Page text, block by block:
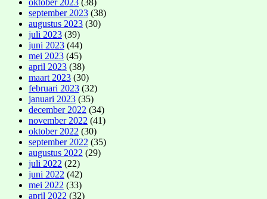
september 2023 (38)
augustus 2023 (30)
juli 2023 (39)
juni 2023 (44)
mei 2023 (45)
april 2023 (38)
maart 2023 (30)
februari 2023 (32)
januari 2023 (35)
december 2022 (34)
november 2022 (41)
oktober 2022 (30)
september 2022 (35)
augustus 2022 (29)
juli 2022 (22)
juni 2022 (42)
mei 2022 (33)
april 2022 (32)